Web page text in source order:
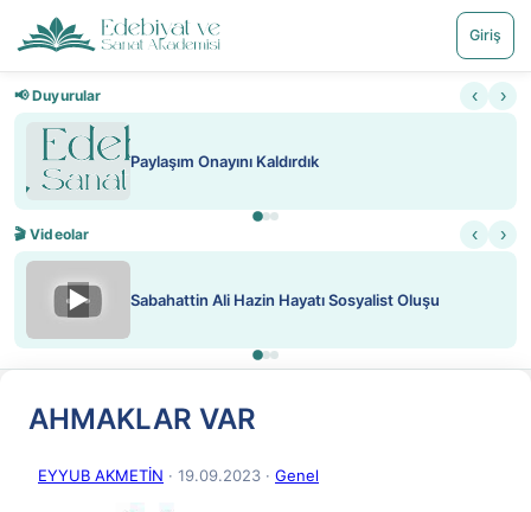
Giriş
📢 Duyurular ‹ ›
🎬 Videolar ‹ ›
Sosyalist Oluşu ▶ ATEŞ YAKMAK KONU
AHMAKLAR VAR
EYYUB AKMETİN · 19.09.2023 · Genel